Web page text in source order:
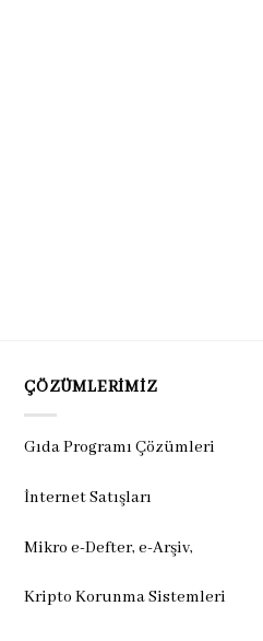
ÇÖZÜMLERIMIZ
Gıda Programı Çözümleri
İnternet Satışları
Mikro e-Defter, e-Arşiv,
Kripto Korunma Sistemleri